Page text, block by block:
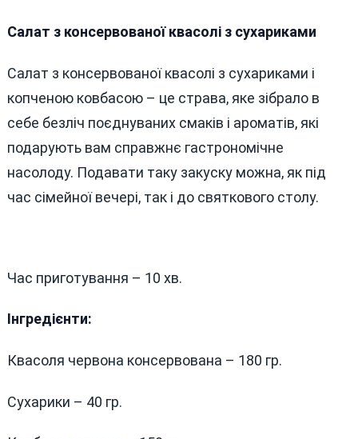
Салат з консервованої квасолі з сухариками
Салат з консервованої квасолі з сухариками і
копченою ковбасою – це страва, яке зібрало в
себе безліч поєднуваних смаків і ароматів, які
подарують вам справжнє гастрономічне
насолоду. Подавати таку закуску можна, як під
час сімейної вечері, так і до святкового столу.
Час приготування – 10 хв.
Інгредієнти:
Квасоля червона консервована – 180 гр.
Сухарики – 40 гр.